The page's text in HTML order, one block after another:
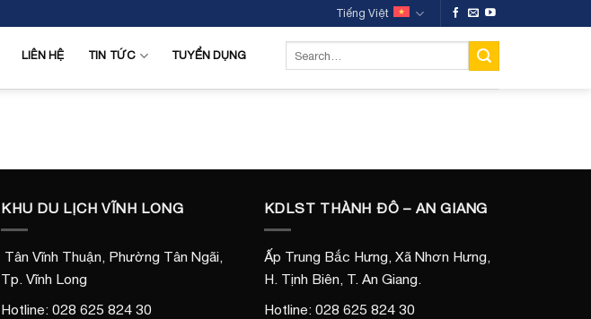
Tiếng Việt
LIÊN HỆ TIN TỨC TUYỂN DỤNG
KHU DU LỊCH VĨNH LONG
Tân Vĩnh Thuận, Phường Tân Ngãi,
Tp. Vĩnh Long
Hotline: 028 625 824 30
KDLST THÀNH ĐÔ – AN GIANG
Ấp Trung Bắc Hưng, Xã Nhơn Hưng,
H. Tịnh Biên, T. An Giang.
Hotline: 028 625 824 30